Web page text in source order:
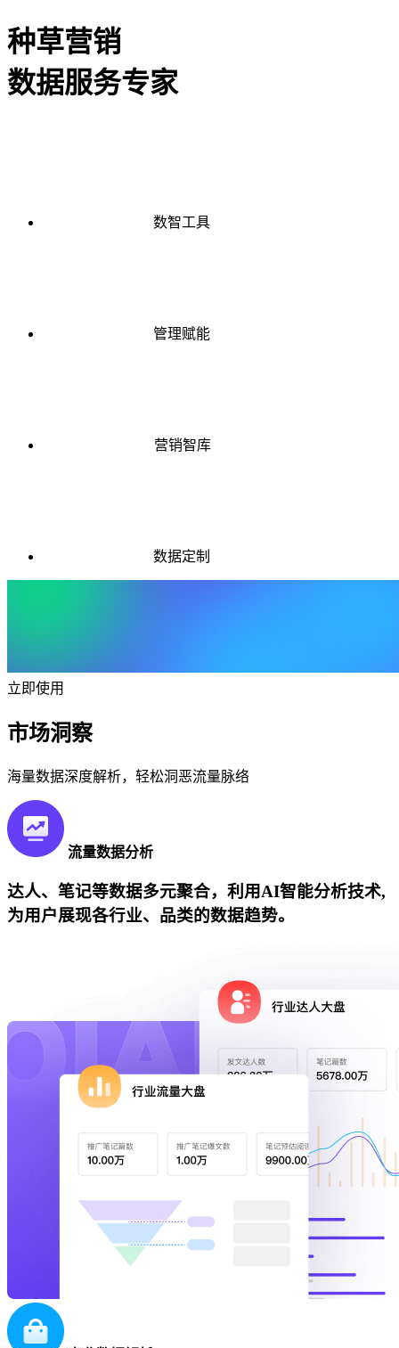
种草营销
数据服务专家
数智工具
管理赋能
营销智库
数据定制
立即使用
市场洞察
海量数据深度解析，轻松洞恶流量脉络
流量数据分析
达人、笔记等数据多元聚合，利用AI智能分析技术,
为用户展现各行业、品类的数据趋势。